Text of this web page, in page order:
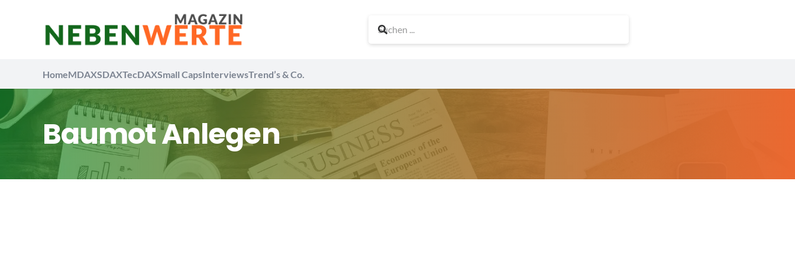
HomeMDAXSDAXTecDAXSmall CapsInterviewsTrend’s & Co.
Baumot Anlegen